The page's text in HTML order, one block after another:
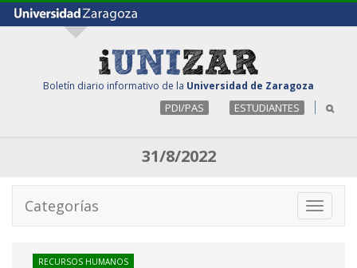
Boletín diario informativo de la Universidad de Zaragoza
PDI/PAS ESTUDIANTES
31/8/2022
Toggle
Categorías
RECURSOS HUMANOS